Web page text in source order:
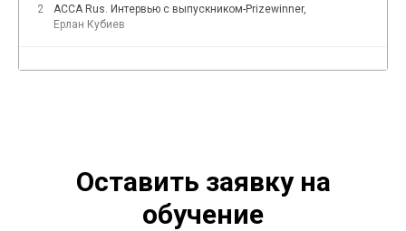
2
ACCA Rus. Интервью c выпускником-Prizewinner,
Ерлан Кубиев
3
Отзыв выпускника. Мадина Вахобова о программе
Оставить заявку на
обучение